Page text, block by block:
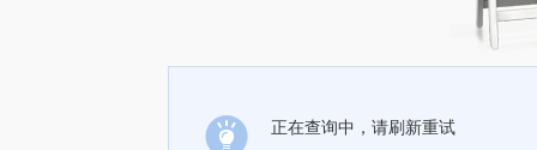
正在查询中，请刷新重试